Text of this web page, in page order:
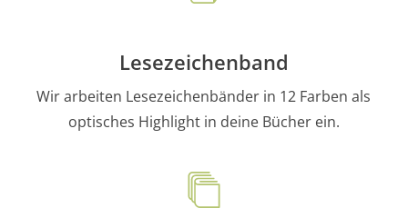
Lesezeichenband
Wir arbeiten Lesezeichenbänder in 12 Farben als
optisches Highlight in deine Bücher ein.